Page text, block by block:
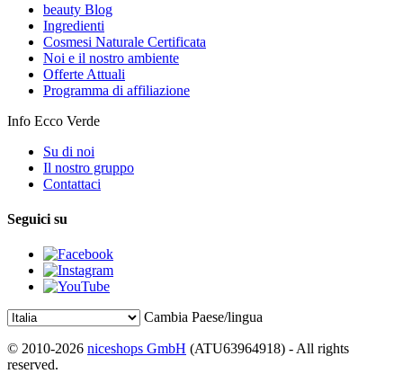
beauty Blog
Ingredienti
Cosmesi Naturale Certificata
Noi e il nostro ambiente
Offerte Attuali
Programma di affiliazione
Info Ecco Verde
Su di noi
Il nostro gruppo
Contattaci
Seguici su
Cambia Paese/lingua
© 2010-2026 niceshops GmbH (ATU63964918) - All rights
reserved.